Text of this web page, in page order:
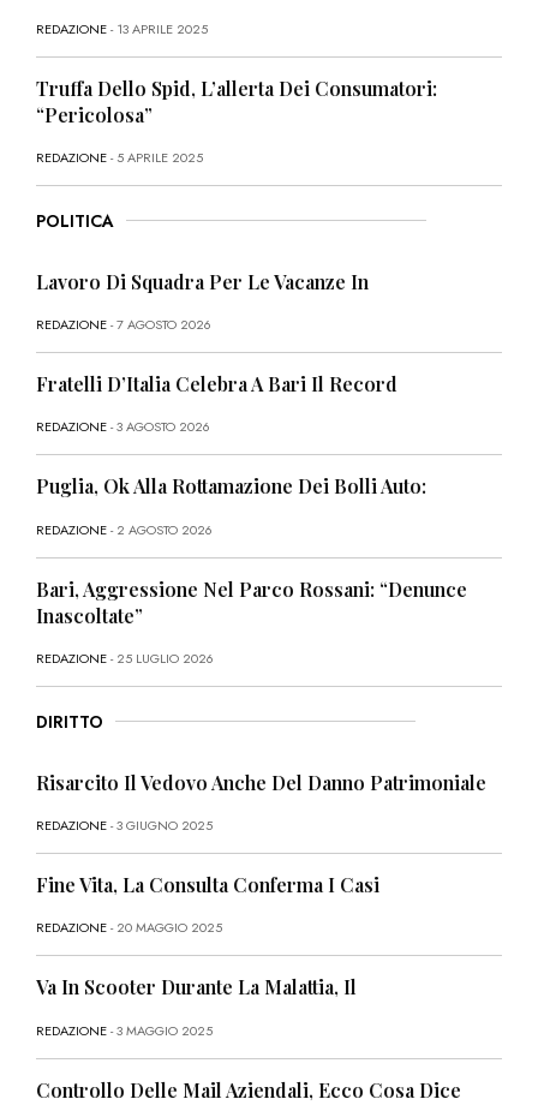
REDAZIONE- 13 APRILE 2025
Truffa Dello Spid, L’allerta Dei Consumatori:
“Pericolosa”
REDAZIONE- 5 APRILE 2025
POLITICA
Lavoro Di Squadra Per Le Vacanze In
REDAZIONE- 7 AGOSTO 2026
Fratelli D’Italia Celebra A Bari Il Record
REDAZIONE- 3 AGOSTO 2026
Puglia, Ok Alla Rottamazione Dei Bolli Auto:
REDAZIONE- 2 AGOSTO 2026
Bari, Aggressione Nel Parco Rossani: “Denunce
Inascoltate”
REDAZIONE- 25 LUGLIO 2026
DIRITTO
Risarcito Il Vedovo Anche Del Danno Patrimoniale
REDAZIONE- 3 GIUGNO 2025
Fine Vita, La Consulta Conferma I Casi
REDAZIONE- 20 MAGGIO 2025
Va In Scooter Durante La Malattia, Il
REDAZIONE- 3 MAGGIO 2025
Controllo Delle Mail Aziendali, Ecco Cosa Dice